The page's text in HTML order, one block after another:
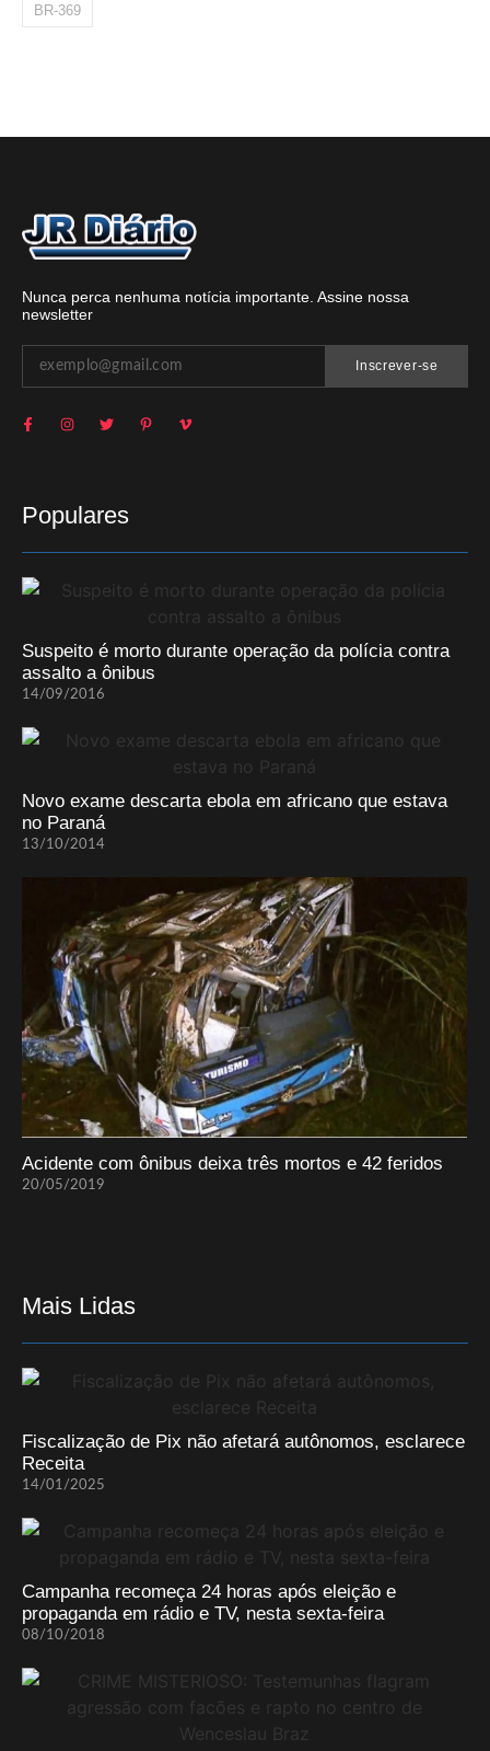
BR-369
Nunca perca nenhuma notícia importante. Assine nossa
newsletter
Inscrever-se
Populares
Suspeito é morto durante operação da polícia contra
assalto a ônibus
14/09/2016
Novo exame descarta ebola em africano que estava
no Paraná
13/10/2014
Acidente com ônibus deixa três mortos e 42 feridos
20/05/2019
Mais Lidas
Fiscalização de Pix não afetará autônomos, esclarece
Receita
14/01/2025
Campanha recomeça 24 horas após eleição e
propaganda em rádio e TV, nesta sexta-feira
08/10/2018